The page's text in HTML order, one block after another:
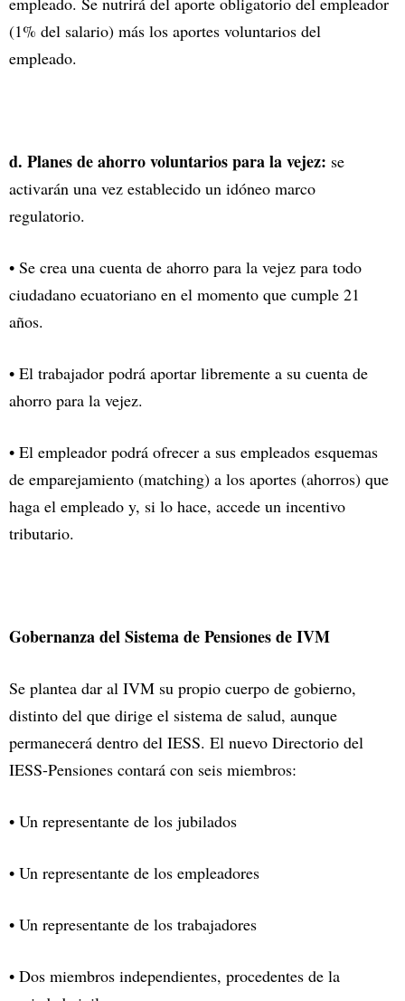
(1% del salario) más los aportes voluntarios del
empleado.
d. Planes de ahorro voluntarios para la vejez: se
activarán una vez establecido un idóneo marco
regulatorio.
• Se crea una cuenta de ahorro para la vejez para todo
ciudadano ecuatoriano en el momento que cumple 21
años.
• El trabajador podrá aportar libremente a su cuenta de
ahorro para la vejez.
• El empleador podrá ofrecer a sus empleados esquemas
de emparejamiento (matching) a los aportes (ahorros) que
haga el empleado y, si lo hace, accede un incentivo
tributario.
Gobernanza del Sistema de Pensiones de IVM
Se plantea dar al IVM su propio cuerpo de gobierno,
distinto del que dirige el sistema de salud, aunque
permanecerá dentro del IESS. El nuevo Directorio del
IESS-Pensiones contará con seis miembros:
• Un representante de los jubilados
• Un representante de los empleadores
• Un representante de los trabajadores
• Dos miembros independientes, procedentes de la